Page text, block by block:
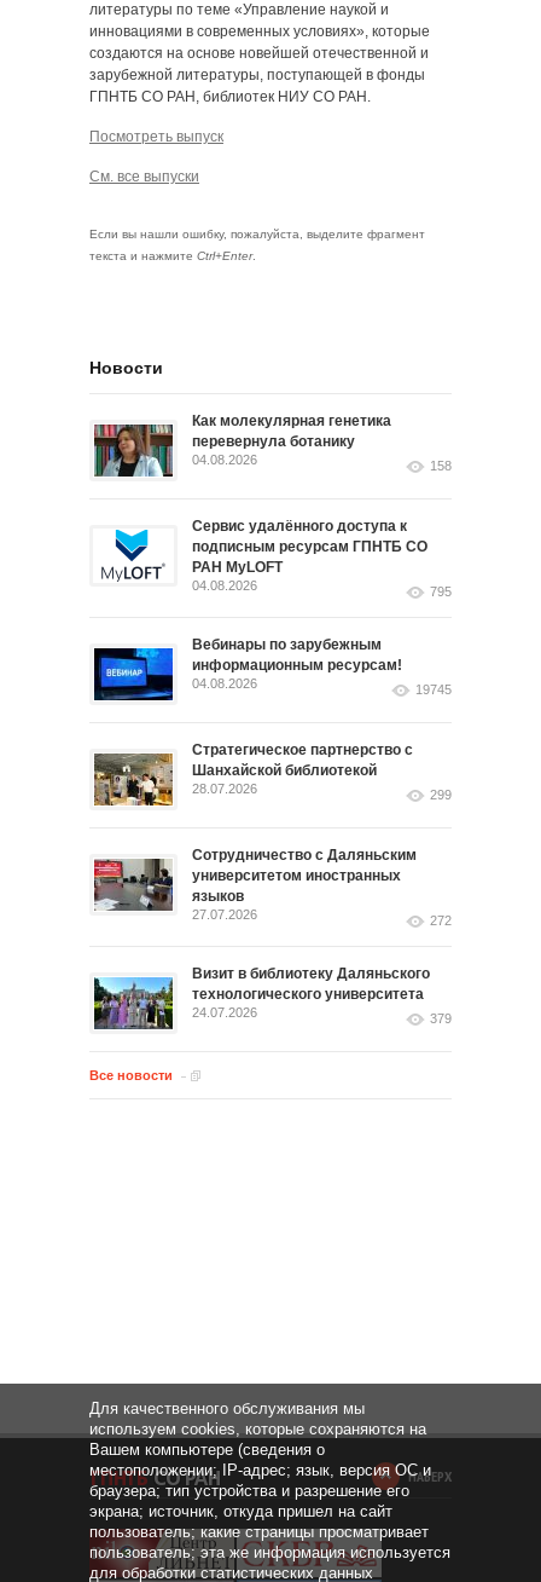
литературы по теме «Управление наукой и
инновациями в современных условиях», которые
создаются на основе новейшей отечественной и
зарубежной литературы, поступающей в фонды
ГПНТБ СО РАН, библиотек НИУ СО РАН.
Посмотреть выпуск
См. все выпуски
Если вы нашли ошибку, пожалуйста, выделите фрагмент
текста и нажмите Ctrl+Enter.
Новости
Как молекулярная генетика
перевернула ботанику
04.08.2026 158
Сервис удалённого доступа к
подписным ресурсам ГПНТБ СО
РАН MyLOFT
04.08.2026 795
Вебинары по зарубежным
информационным ресурсам!
04.08.2026 19745
Стратегическое партнерство с
Шанхайской библиотекой
28.07.2026 299
Сотрудничество с Даляньским
университетом иностранных
языков
27.07.2026 272
Визит в библиотеку Даляньского
технологического университета
24.07.2026 379
Все новости
НАВЕРХ
Для качественного обслуживания мы
используем cookies, которые сохраняются на
Вашем компьютере (сведения о
местоположении; IP-адрес; язык, версия ОС и
браузера; тип устройства и разрешение его
экрана; источник, откуда пришел на сайт
пользователь; какие страницы просматривает
пользователь; эта же информация используется
для обработки статистических данных